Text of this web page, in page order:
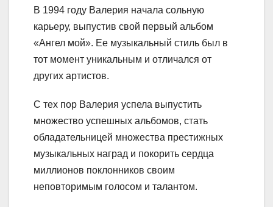
В 1994 году Валерия начала сольную
карьеру, выпустив свой первый альбом
«Ангел мой». Ее музыкальный стиль был в
тот момент уникальным и отличался от
других артистов.
С тех пор Валерия успела выпустить
множество успешных альбомов, стать
обладательницей множества престижных
музыкальных наград и покорить сердца
миллионов поклонников своим
неповторимым голосом и талантом.